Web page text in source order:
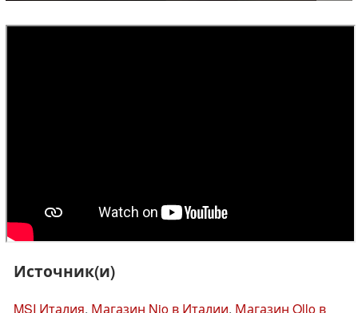
Источник(и)
MSI Италия, Магазин Nio в Италии, Магазин Ollo в